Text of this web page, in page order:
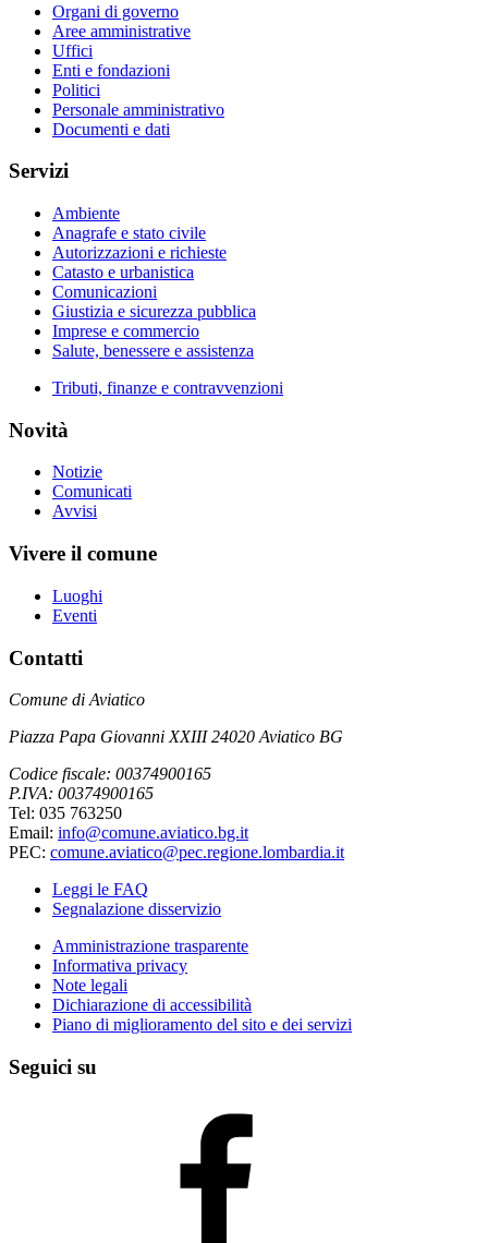
Organi di governo
Aree amministrative
Uffici
Enti e fondazioni
Politici
Personale amministrativo
Documenti e dati
Servizi
Ambiente
Anagrafe e stato civile
Autorizzazioni e richieste
Catasto e urbanistica
Comunicazioni
Giustizia e sicurezza pubblica
Imprese e commercio
Salute, benessere e assistenza
Tributi, finanze e contravvenzioni
Novità
Notizie
Comunicati
Avvisi
Vivere il comune
Luoghi
Eventi
Contatti
Comune di Aviatico
Piazza Papa Giovanni XXIII 24020 Aviatico BG
Codice fiscale: 00374900165
P.IVA: 00374900165
Tel: 035 763250
Email: info@comune.aviatico.bg.it
PEC: comune.aviatico@pec.regione.lombardia.it
Leggi le FAQ
Segnalazione disservizio
Amministrazione trasparente
Informativa privacy
Note legali
Dichiarazione di accessibilità
Piano di miglioramento del sito e dei servizi
Seguici su